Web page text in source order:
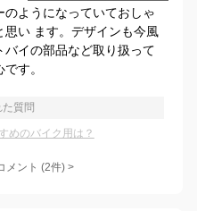
ようになっていておしゃ
い ます。デザインも今風
イの部品など取り扱って
す。
た質問
めのバイク用は？
メント (2件) >